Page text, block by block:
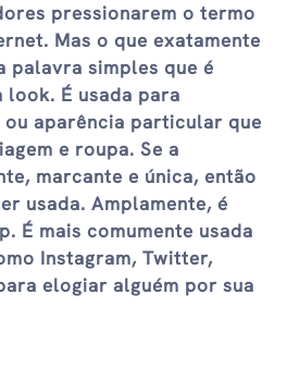
pressionarem o termo
Mas o que exatamente
palavra simples que é
É usada para
aparência particular que
e roupa. Se a
marcante e única, então
usada. Amplamente, é
É mais comumente usada
Instagram, Twitter,
elogiar alguém por sua